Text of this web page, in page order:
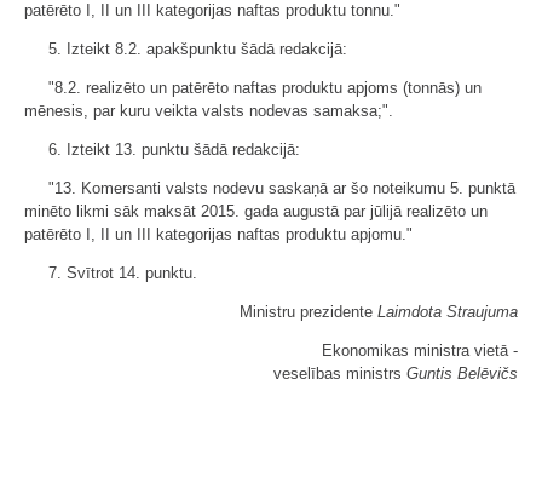
patērēto I, II un III kategorijas naftas produktu tonnu."
5. Izteikt 8.2. apakšpunktu šādā redakcijā:
"8.2. realizēto un patērēto naftas produktu apjoms (tonnās) un
mēnesis, par kuru veikta valsts nodevas samaksa;".
6. Izteikt 13. punktu šādā redakcijā:
"13. Komersanti valsts nodevu saskaņā ar šo noteikumu 5. punktā
minēto likmi sāk maksāt 2015. gada augustā par jūlijā realizēto un
patērēto I, II un III kategorijas naftas produktu apjomu."
7. Svītrot 14. punktu.
Ministru prezidente Laimdota Straujuma
Ekonomikas ministra vietā -
veselības ministrs Guntis Belēvičs